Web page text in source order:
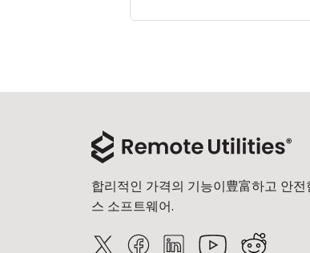
합리적인 가격의 기능이豊富하고 안전
스 소프트웨어.